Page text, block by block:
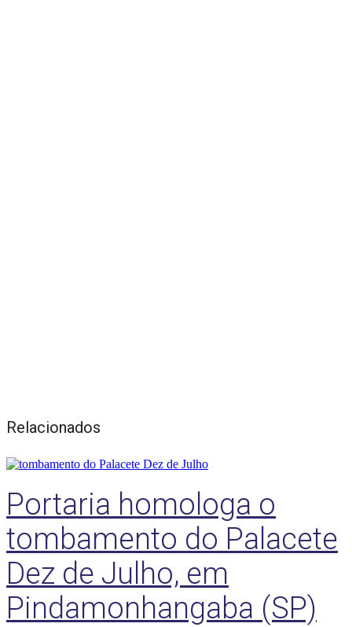
Relacionados
Portaria homologa o
tombamento do Palacete
Dez de Julho, em
Pindamonhangaba (SP)